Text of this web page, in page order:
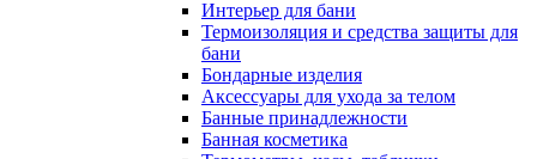
Интерьер для бани
Термоизоляция и средства защиты для
бани
Бондарные изделия
Аксеcсуары для ухода за телом
Банные принадлежности
Банная косметика